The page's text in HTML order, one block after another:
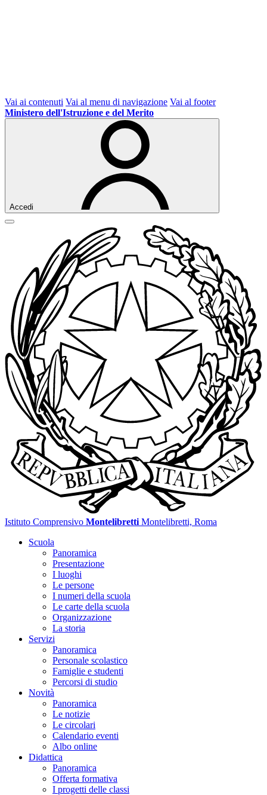
Vai ai contenuti Vai al menu di navigazione Vai al footer
Ministero dell'Istruzione e del Merito
Accedi
Istituto Comprensivo Montelibretti Montelibretti, Roma
Scuola
Panoramica
Presentazione
I luoghi
Le persone
I numeri della scuola
Le carte della scuola
Organizzazione
La storia
Servizi
Panoramica
Personale scolastico
Famiglie e studenti
Percorsi di studio
Novità
Panoramica
Le notizie
Le circolari
Calendario eventi
Albo online
Didattica
Panoramica
Offerta formativa
I progetti delle classi